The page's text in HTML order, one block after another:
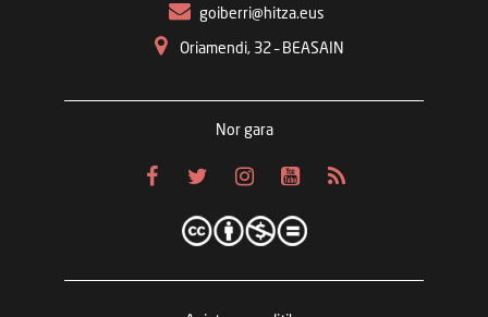
goiberri@hitza.eus
Oriamendi, 32 – BEASAIN
Nor gara